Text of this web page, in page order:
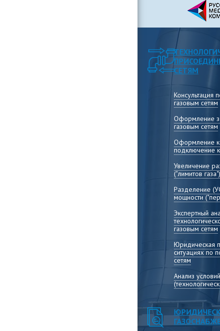
СЕТЯМ
Консультация
газовым сетям
Оформление
газовым сетям
Оформление
подключение
Увеличение
("лимитов газа")
Разделение
мощности
Экспертный
газовым сетям
Юридическая
ситуациях по
сетям
Анализ